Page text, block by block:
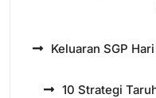
Keluaran SGP
10 Strategi